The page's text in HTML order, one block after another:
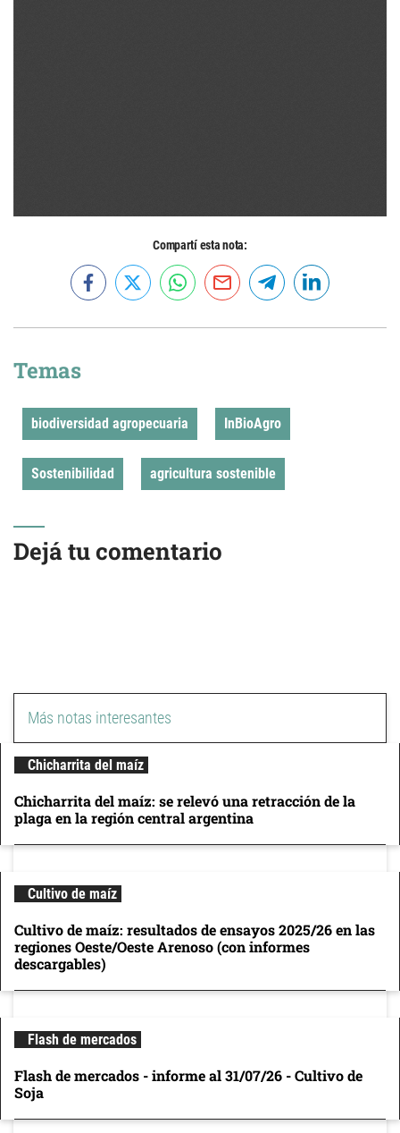
Compartí esta nota:
Temas
biodiversidad agropecuaria InBioAgro
Sostenibilidad agricultura sostenible
Dejá tu comentario
Más notas interesantes
Chicharrita del maíz
Chicharrita del maíz: se relevó una retracción de la
plaga en la región central argentina
Cultivo de maíz
Cultivo de maíz: resultados de ensayos 2025/26 en las
regiones Oeste/Oeste Arenoso (con informes
descargables)
Flash de mercados
Flash de mercados - informe al 31/07/26 - Cultivo de
Soja